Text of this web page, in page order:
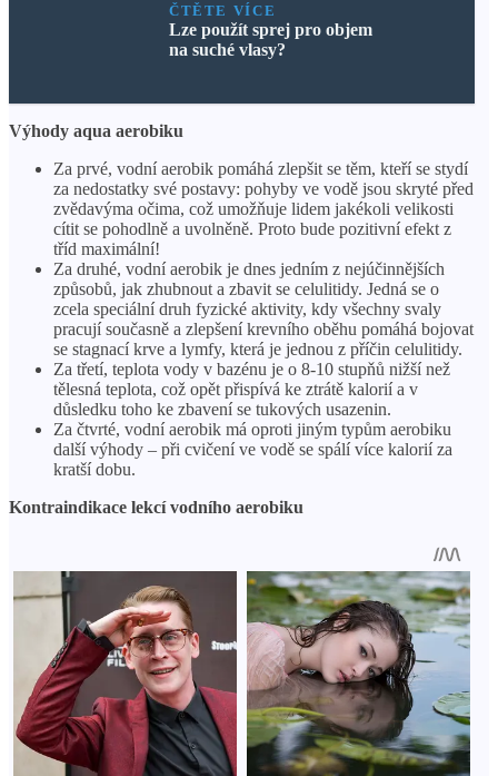
ČTĚTE VÍCE
Lze použít sprej pro objem
na suché vlasy?
Výhody aqua aerobiku
Za prvé, vodní aerobik pomáhá zlepšit se těm, kteří se stydí
za nedostatky své postavy: pohyby ve vodě jsou skryté před
zvědavýma očima, což umožňuje lidem jakékoli velikosti
cítit se pohodlně a uvolněně. Proto bude pozitivní efekt z
tříd maximální!
Za druhé, vodní aerobik je dnes jedním z nejúčinnějších
způsobů, jak zhubnout a zbavit se celulitidy. Jedná se o
zcela speciální druh fyzické aktivity, kdy všechny svaly
pracují současně a zlepšení krevního oběhu pomáhá bojovat
se stagnací krve a lymfy, která je jednou z příčin celulitidy.
Za třetí, teplota vody v bazénu je o 8-10 stupňů nižší než
tělesná teplota, což opět přispívá ke ztrátě kalorií a v
důsledku toho ke zbavení se tukových usazenin.
Za čtvrté, vodní aerobik má oproti jiným typům aerobiku
další výhody – při cvičení ve vodě se spálí více kalorií za
kratší dobu.
Kontraindikace lekcí vodního aerobiku